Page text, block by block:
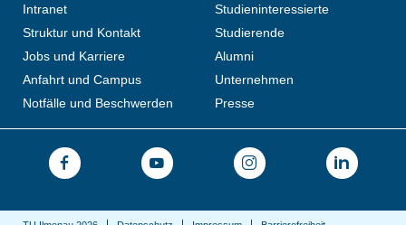
Intranet
Struktur und Kontakt
Jobs und Karriere
Anfahrt und Campus
Notfälle und Beschwerden
Studieninteressierte
Studierende
Alumni
Unternehmen
Presse